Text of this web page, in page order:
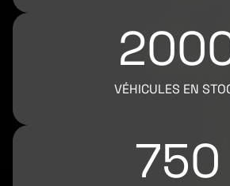
VÉHICULES EN
750